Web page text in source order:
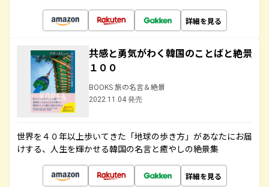
詳細を見る
共感と勇気がわく韓国のことばと絶景
１００
BOOKS 旅の名言＆絶景
2022.11.04 発売
世界を４０年以上歩いてきた「地球の歩き方」があなたにお届
けする、人生を輝かせる韓国の名言と癒やしの絶景集
詳細を見る